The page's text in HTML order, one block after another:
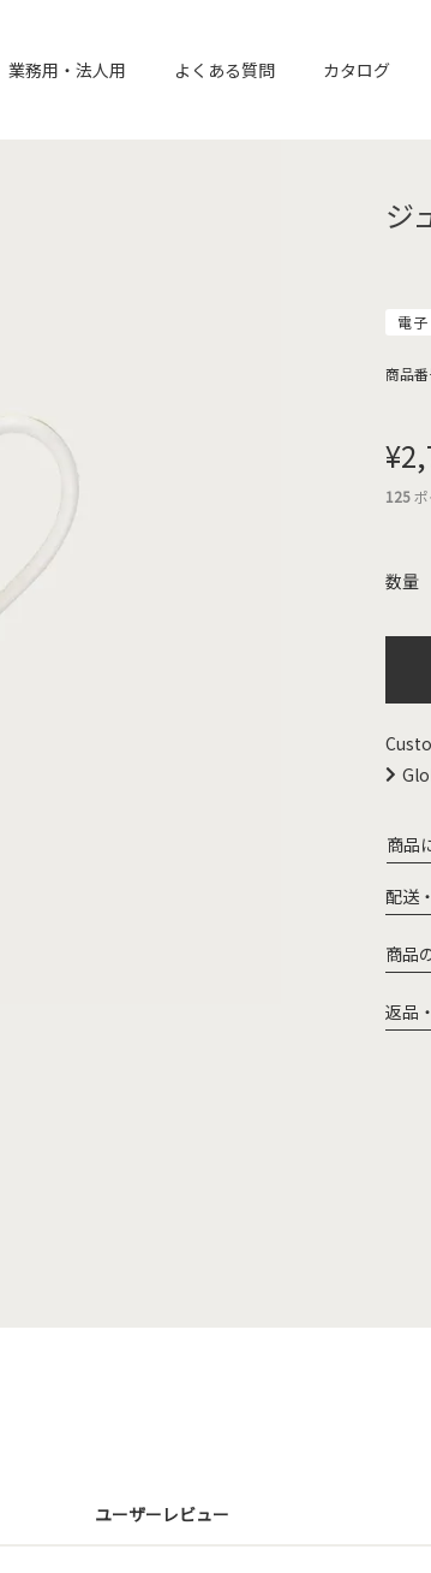
業務用・法人用 よくある質問 カタログ
ジ
電
商品
¥
125
商品
配送
商品
返品
ユーザーレビュー